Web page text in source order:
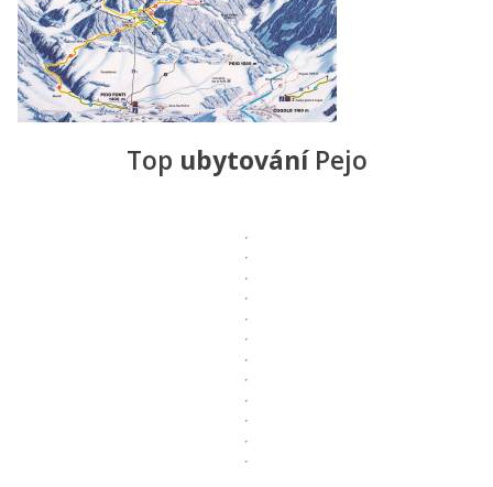
Top ubytováníPejo